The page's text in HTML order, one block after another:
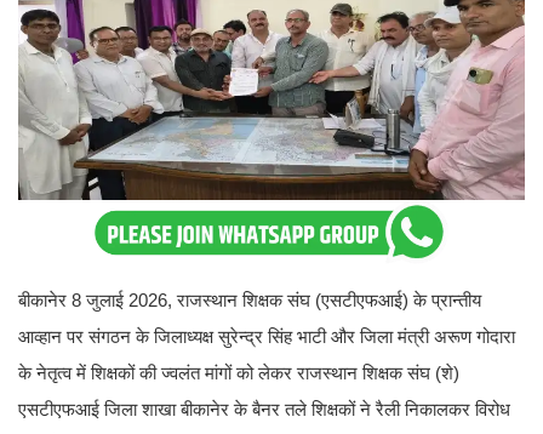
बीकानेर 8 जुलाई 2026, राजस्थान शिक्षक संघ (एसटीएफआई) के प्रान्तीय
आव्हान पर संगठन के जिलाध्यक्ष सुरेन्द्र सिंह भाटी और जिला मंत्री अरूण गोदारा
के नेतृत्व में शिक्षकों की ज्वलंत मांगों को लेकर राजस्थान शिक्षक संघ (शे)
एसटीएफआई जिला शाखा बीकानेर के बैनर तले शिक्षकों ने रैली निकालकर विरोध